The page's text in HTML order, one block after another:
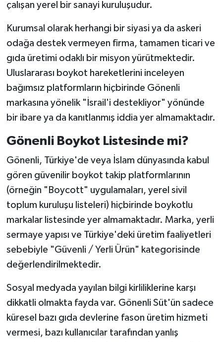
çalışan yerel bir sanayi kuruluşudur.
Kurumsal olarak herhangi bir siyasi ya da askeri
odağa destek vermeyen firma, tamamen ticari ve
gıda üretimi odaklı bir misyon yürütmektedir.
Uluslararası boykot hareketlerini inceleyen
bağımsız platformların hiçbirinde Gönenli
markasına yönelik "İsrail'i destekliyor" yönünde
bir ibare ya da kanıtlanmış iddia yer almamaktadır.
Gönenli Boykot Listesinde mi?
Gönenli, Türkiye'de veya İslam dünyasında kabul
gören güvenilir boykot takip platformlarının
(örneğin "Boycott" uygulamaları, yerel sivil
toplum kuruluşu listeleri) hiçbirinde boykotlu
markalar listesinde yer almamaktadır. Marka, yerli
sermaye yapısı ve Türkiye'deki üretim faaliyetleri
sebebiyle "Güvenli / Yerli Ürün" kategorisinde
değerlendirilmektedir.
Sosyal medyada yayılan bilgi kirliliklerine karşı
dikkatli olmakta fayda var. Gönenli Süt'ün sadece
küresel bazı gıda devlerine fason üretim hizmeti
vermesi, bazı kullanıcılar tarafından yanlış